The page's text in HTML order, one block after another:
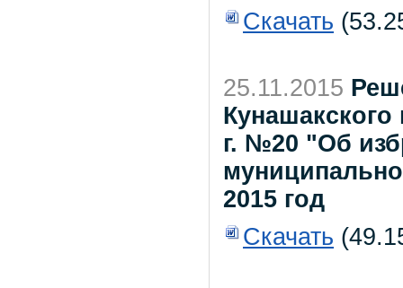
Скачать
25.11.2015
Кунашакского
г. №20 "Об
2015 год
Скачать